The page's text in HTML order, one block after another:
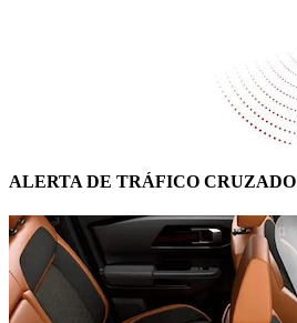
ALERTA DE TRÁFICO CRUZADO